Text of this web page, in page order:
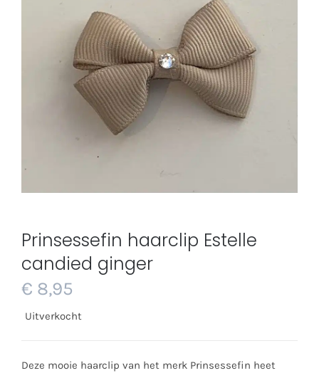
Prinsessefin haarclip Estelle
candied ginger
€ 8,95
Uitverkocht
Deze mooie haarclip van het merk Prinsessefin heet